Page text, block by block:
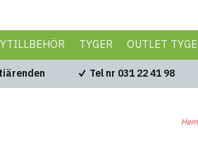
TYGER OUTLET
Tel nr 031 22 41 98
Hem